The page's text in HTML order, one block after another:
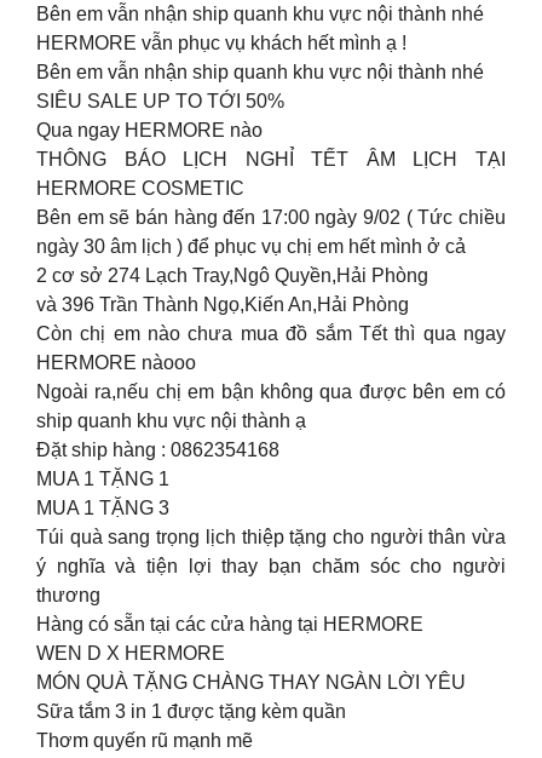
Bên em vẫn nhận ship quanh khu vực nội thành nhé
HERMORE vẫn phục vụ khách hết mình ạ !
Bên em vẫn nhận ship quanh khu vực nội thành nhé
SIÊU SALE UP TO TỚI 50%
Qua ngay HERMORE nào
THÔNG BÁO LỊCH NGHỈ TẾT ÂM LỊCH TẠI
HERMORE COSMETIC
Bên em sẽ bán hàng đến 17:00 ngày 9/02 ( Tức chiều
ngày 30 âm lịch ) để phục vụ chị em hết mình ở cả
2 cơ sở 274 Lạch Tray,Ngô Quyền,Hải Phòng
và 396 Trần Thành Ngọ,Kiến An,Hải Phòng
Còn chị em nào chưa mua đồ sắm Tết thì qua ngay
HERMORE nàooo
Ngoài ra,nếu chị em bận không qua được bên em có
ship quanh khu vực nội thành ạ
Đặt ship hàng : 0862354168
MUA 1 TẶNG 1
MUA 1 TẶNG 3
Túi quà sang trọng lịch thiệp tặng cho người thân vừa
ý nghĩa và tiện lợi thay bạn chăm sóc cho người
thương
Hàng có sẵn tại các cửa hàng tại HERMORE
WEN D X HERMORE
MÓN QUÀ TẶNG CHÀNG THAY NGÀN LỜI YÊU
Sữa tắm 3 in 1 được tặng kèm quần
Thơm quyến rũ mạnh mẽ